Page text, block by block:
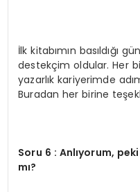
İlk kitabımın basıldığı
destekçim oldular. Her
yazarlık kariyerimde
Buradan her birine
Soru 6 : Anlıyorum,
mı?